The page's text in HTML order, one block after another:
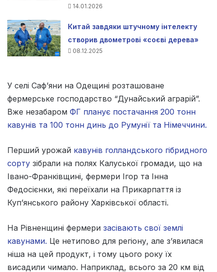
14.01.2026
Китай завдяки штучному інтелекту
створив двометрові «соєві дерева»
08.12.2025
У селі Саф’яни на Одещині розташоване
фермерське господарство “Дунайський аграрій”.
Вже незабаром ФГ планує постачання 200 тонн
кавунів та 100 тонн динь до Румунії та Німеччини.
Перший урожай кавунів голландського гібридного
сорту зібрали на полях Калуської громади, що на
Івано-Франківщині, фермери Ігор та Інна
Федосієнки, які переїхали на Прикарпаття із
Куп’янського району Харківської області.
На Рівненщині фермери засівають свої землі
кавунами. Це нетипово для регіону, але з’явилася
ніша на цей продукт, і тому цього року їх
висадили чимало. Наприклад, всього за 20 км від